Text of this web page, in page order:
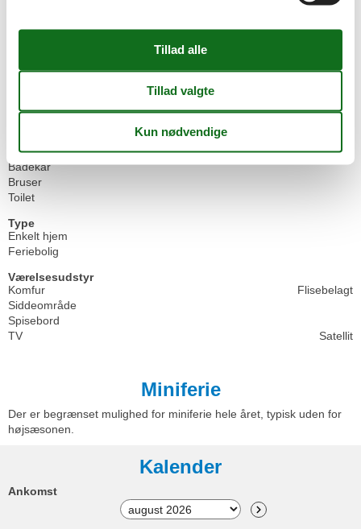
Ovn
Rundt om huset
Parkering
Sanitet / Vask
Badekar
Bruser
Toilet
Type
Enkelt hjem
Feriebolig
Værelsesudstyr
Komfur
Flisebelagt
Siddeområde
Spisebord
TV
Satellit
Miniferie
Der er begrænset mulighed for miniferie hele året, typisk uden for
højsæsonen.
Kalender
Ankomst